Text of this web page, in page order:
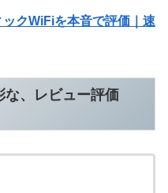
クWiFiを本音で評価｜速
な、レビュー評価